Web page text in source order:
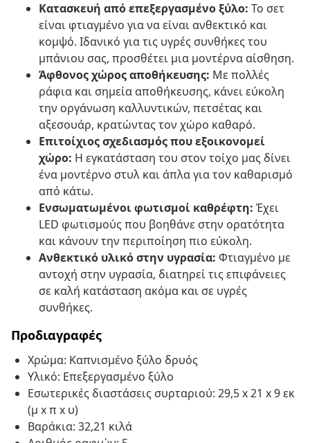
Κατασκευή από επεξεργασμένο ξύλο: Το σετ
είναι φτιαγμένο για να είναι ανθεκτικό και
κομψό. Ιδανικό για τις υγρές συνθήκες του
μπάνιου σας, προσθέτει μια μοντέρνα αίσθηση.
Άφθονος χώρος αποθήκευσης: Με πολλές
ράφια και σημεία αποθήκευσης, κάνει εύκολη
την οργάνωση καλλυντικών, πετσέτας και
αξεσουάρ, κρατώντας τον χώρο καθαρό.
Επιτοίχιος σχεδιασμός που εξοικονομεί
χώρο: Η εγκατάσταση του στον τοίχο μας δίνει
ένα μοντέρνο στυλ και άπλα για τον καθαρισμό
από κάτω.
Ενσωματωμένοι φωτισμοί καθρέφτη: Έχει
LED φωτισμούς που βοηθάνε στην ορατότητα
και κάνουν την περιποίηση πιο εύκολη.
Ανθεκτικό υλικό στην υγρασία: Φτιαγμένο με
αντοχή στην υγρασία, διατηρεί τις επιφάνειες
σε καλή κατάσταση ακόμα και σε υγρές
συνθήκες.
Προδιαγραφές
Χρώμα: Καπνισμένο ξύλο δρυός
Υλικό: Επεξεργασμένο ξύλο
Εσωτερικές διαστάσεις συρταριού: 29,5 x 21 x 9 εκ
(μ x π x υ)
Βαράκια: 32,21 κιλά